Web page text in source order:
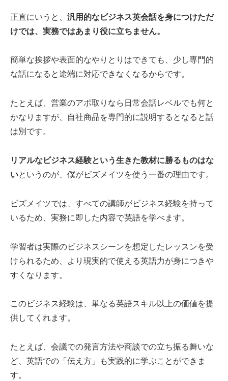
正直にいうと、 汎用的なビジネス英会話を身につけただ
けでは、実務ではあまり役に立ちません。
簡単な挨拶や表面的なやりとりはできても、少し専門的
な話になると途端に対応できなくなるからです。
たとえば、営業のアポ取りなら日常会話レベルでも何と
かなりますが、自社商品を専門的に説明するとなると話
は別です。
リアルなビジネス経験という生きた教材に勝るものはな
いというのが、僕がビズメイツを使う一番の理由です。
ビズメイツでは、すべての講師がビジネス経験を持って
いるため、実務に即した内容で英語を学べます。
学習者は実際のビジネスシーンを想定したレッスンを受
けられるため、より現実的で使える英語力が身につきや
すくなります。
このビジネス経験は、単なる英語スキル以上の価値を提
供してくれます。
たとえば、会議での発言方法や商談での立ち振る舞いな
ど、英語での「伝え方」も実践的に学ぶことができま
す。